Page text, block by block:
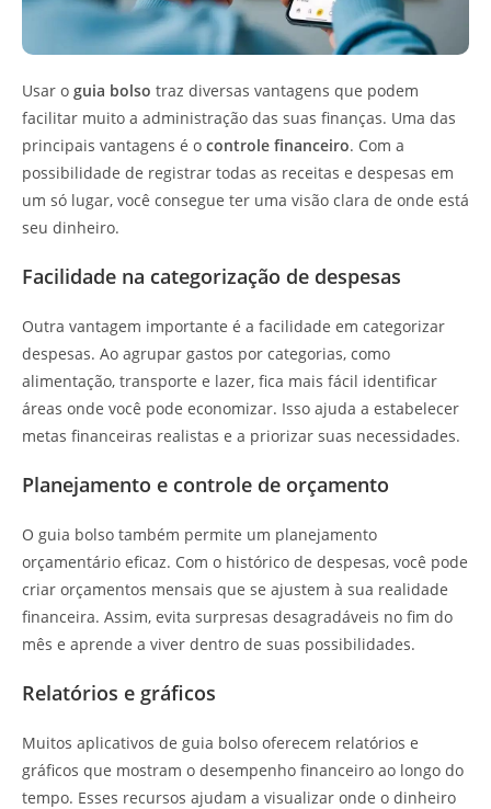
Usar o guia bolso traz diversas vantagens que podem
facilitar muito a administração das suas finanças. Uma das
principais vantagens é o controle financeiro. Com a
possibilidade de registrar todas as receitas e despesas em
um só lugar, você consegue ter uma visão clara de onde está
seu dinheiro.
Facilidade na categorização de despesas
Outra vantagem importante é a facilidade em categorizar
despesas. Ao agrupar gastos por categorias, como
alimentação, transporte e lazer, fica mais fácil identificar
áreas onde você pode economizar. Isso ajuda a estabelecer
metas financeiras realistas e a priorizar suas necessidades.
Planejamento e controle de orçamento
O guia bolso também permite um planejamento
orçamentário eficaz. Com o histórico de despesas, você pode
criar orçamentos mensais que se ajustem à sua realidade
financeira. Assim, evita surpresas desagradáveis no fim do
mês e aprende a viver dentro de suas possibilidades.
Relatórios e gráficos
Muitos aplicativos de guia bolso oferecem relatórios e
gráficos que mostram o desempenho financeiro ao longo do
tempo. Esses recursos ajudam a visualizar onde o dinheiro